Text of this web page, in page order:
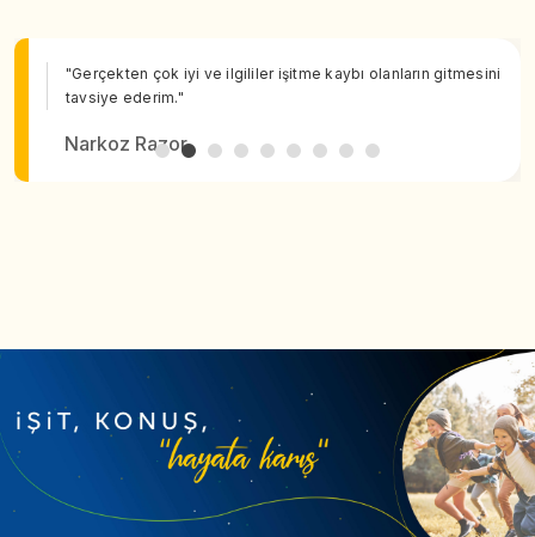
"Gerçekten çok iyi ve ilgililer işitme kaybı olanların gitmesini
tavsiye ederim."
Narkoz Razor